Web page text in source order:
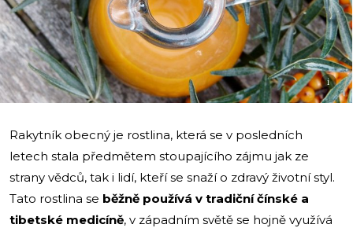
i
Rakytník obecný je rostlina, která se v posledních
letech stala předmětem stoupajícího zájmu jak ze
strany vědců, tak i lidí, kteří se snaží o zdravý životní styl.
Tato rostlina se běžně používá v tradiční čínské a
tibetské medicíně, v západním světě se hojně využívá